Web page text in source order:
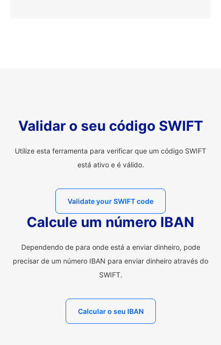
Validar o seu código SWIFT
Utilize esta ferramenta para verificar que um código SWIFT
está ativo e é válido.
Validate your SWIFT code
Calcule um número IBAN
Dependendo de para onde está a enviar dinheiro, pode
precisar de um número IBAN para enviar dinheiro através do
SWIFT.
Calcular o seu IBAN